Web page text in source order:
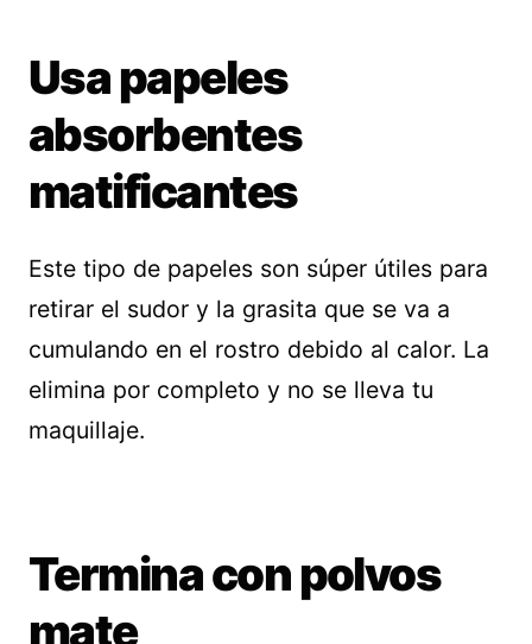
Usa papeles
absorbentes
matificantes
Este tipo de papeles son súper útiles para
retirar el sudor y la grasita que se va a
cumulando en el rostro debido al calor. La
elimina por completo y no se lleva tu
maquillaje.
Termina con polvos
mate